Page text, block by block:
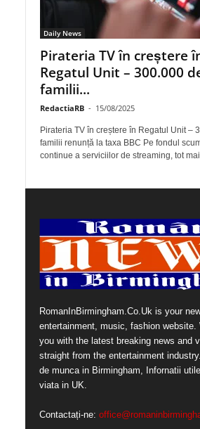
Daily News
Pirateria TV în creștere
Regatul Unit – 300.000
familii...
RedactiaRB - 15/08/2025
Pirateria TV în creștere în Regatul Unit –
familii renunță la taxa BBC Pe fondul
continue a serviciilor de streaming, tot
RomanInBirmingham.Co.Uk is your
entertainment, music, fashion website.
you with the latest breaking news and
straight from the entertainment
de munca in Birmingham, Infornatii
viata in UK.
Contactați-ne: